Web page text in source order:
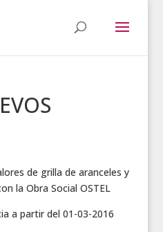
de grilla de aranceles y
la Obra Social OSTEL
a partir del 01-03-2016